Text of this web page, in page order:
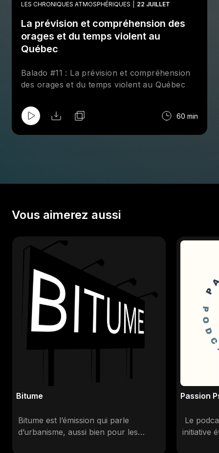
LES CHRONIQUES ATMOSPHÉRIQUES 22 JUILLET
La prévision et compréhension des
orages et du temps violent au
Québec
Balado #11 : La prévision et compréhension
des orages et du temps violent au Québec
60 min
Vous aimerez aussi
Bitume
Bitume est l’émission qui parle
d’urbanisme, aussi bien pour les
Passion
Le
initiative